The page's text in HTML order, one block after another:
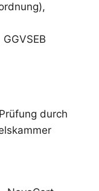
durch